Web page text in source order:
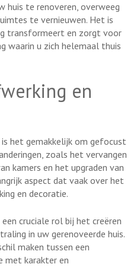
huis te renoveren, overweeg
te vernieuwen. Het is
transformeert en zorgt voor
waarin u zich helemaal thuis
en
het gemakkelijk om gefocust
zoals het vervangen
kamers en het upgraden van
aspect dat vaak over het
en decoratie.
cruciale rol bij het creëren
in uw gerenoveerde huis.
maken tussen een
met karakter en